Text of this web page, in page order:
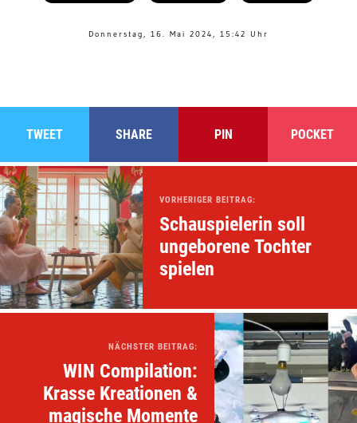
Donnerstag, 16. Mai 2024, 15:42 Uhr
TWEET SHARE PIN POCKET
VORHERIGER BEITRAG:
Schauspielerin soll
ungeborene Tochter
spielen
NÄCHSTER BEITRAG:
WIN Compilation:
Krasse Kreationen &
magische Momente